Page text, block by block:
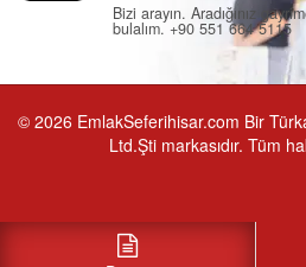
Bizi arayın. Aradığınız
bulalım. +90 551 664 5115
© 2026 EmlakSeferihisar.com Bir
Ltd.Şti markasıdır. Tüm